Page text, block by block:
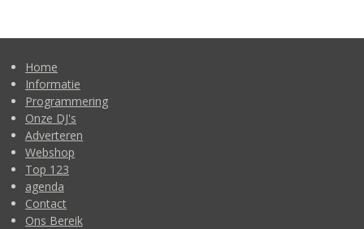
Home
Informatie
Programmering
Onze DJ's
Adverteren
Webshop
Top 123
agenda
Contact
Ons Bereik